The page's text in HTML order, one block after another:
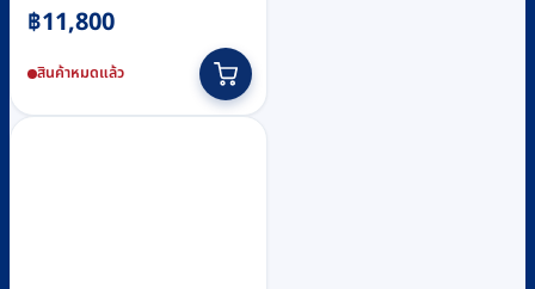
฿11,800
สินค้าหมดแล้ว